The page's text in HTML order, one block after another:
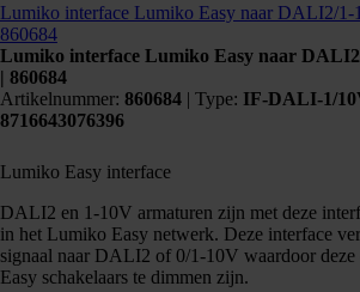
Lumiko interface Lumiko Easy naar DALI2/
860684
Lumiko interface Lumiko Easy naar
| 860684
Artikelnummer: 860684 | Type: IF-DALI-1/
8716643076396
Lumiko Easy interface
DALI2 en 1-10V armaturen zijn met deze
in het Lumiko Easy netwerk. Deze interface
signaal naar DALI2 of 0/1-10V waardoor
Easy schakelaars te dimmen zijn.